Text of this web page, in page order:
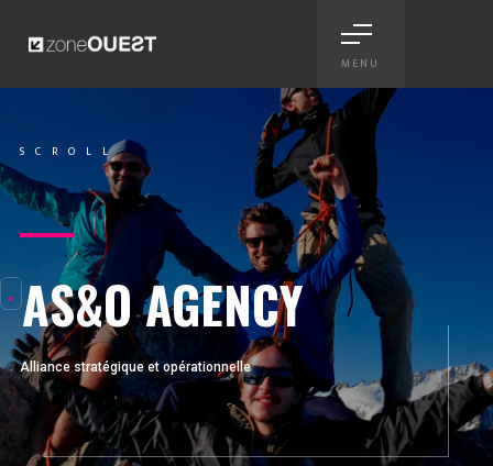
MENU
AS&O Agency - site
Scroll
AS&O AGENCY
Alliance stratégique et opérationnelle
SCROLL